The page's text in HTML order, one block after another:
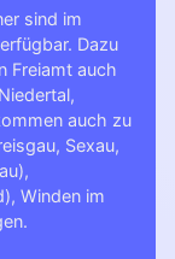
sind im
Dazu
Freiamt auch
auch zu
, Sexau,
,
, Winden im
.